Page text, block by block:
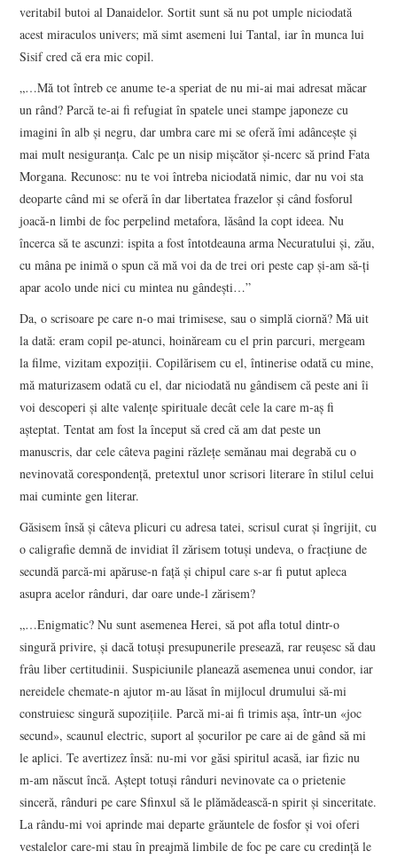
veritabil butoi al Danaidelor. Sortit sunt să nu pot umple niciodată
acest miraculos univers; mă simt asemeni lui Tantal, iar în munca lui
Sisif cred că era mic copil.
„…Mă tot întreb ce anume te-a speriat de nu mi-ai mai adresat măcar
un rând? Parcă te-ai fi refugiat în spatele unei stampe japoneze cu
imagini în alb şi negru, dar umbra care mi se oferă îmi adânceşte şi
mai mult nesiguranţa. Calc pe un nisip mişcător şi-ncerc să prind Fata
Morgana. Recunosc: nu te voi întreba niciodată nimic, dar nu voi sta
deoparte când mi se oferă în dar libertatea frazelor şi când fosforul
joacă-n limbi de foc perpelind metafora, lăsând la copt ideea. Nu
încerca să te ascunzi: ispita a fost întotdeauna arma Necuratului şi, zău,
cu mâna pe inimă o spun că mă voi da de trei ori peste cap şi-am să-ţi
apar acolo unde nici cu mintea nu gândeşti…”
Da, o scrisoare pe care n-o mai trimisese, sau o simplă ciornă? Mă uit
la dată: eram copil pe-atunci, hoinăream cu el prin parcuri, mergeam
la filme, vizitam expoziţii. Copilărisem cu el, întinerise odată cu mine,
mă maturizasem odată cu el, dar niciodată nu gândisem că peste ani îi
voi descoperi şi alte valenţe spirituale decât cele la care m-aş fi
aşteptat. Tentat am fost la început să cred că am dat peste un
manuscris, dar cele câteva pagini răzleţe semănau mai degrabă cu o
nevinovată corespondenţă, pretextul unor scrisori literare în stilul celui
mai cuminte gen literar.
Găsisem însă şi câteva plicuri cu adresa tatei, scrisul curat şi îngrijit, cu
o caligrafie demnă de invidiat îl zărisem totuşi undeva, o fracţiune de
secundă parcă-mi apăruse-n faţă şi chipul care s-ar fi putut apleca
asupra acelor rânduri, dar oare unde-l zărisem?
„…Enigmatic? Nu sunt asemenea Herei, să pot afla totul dintr-o
singură privire, şi dacă totuşi presupunerile presează, rar reuşesc să dau
frâu liber certitudinii. Suspiciunile planează asemenea unui condor, iar
nereidele chemate-n ajutor m-au lăsat în mijlocul drumului să-mi
construiesc singură supoziţiile. Parcă mi-ai fi trimis aşa, într-un «joc
secund», scaunul electric, suport al şocurilor pe care ai de gând să mi
le aplici. Te avertizez însă: nu-mi vor găsi spiritul acasă, iar fizic nu
m-am născut încă. Aştept totuşi rânduri nevinovate ca o prietenie
sinceră, rânduri pe care Sfinxul să le plămădească-n spirit şi sinceritate.
La rându-mi voi aprinde mai departe grăuntele de fosfor şi voi oferi
vestalelor care-mi stau în preajmă limbile de foc pe care cu credinţă le